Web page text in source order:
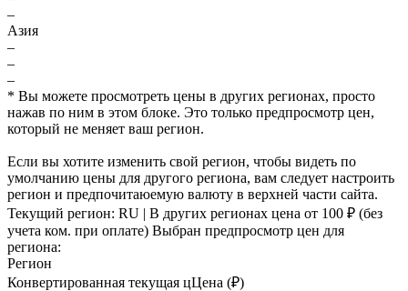
–
Азия
–
–
–
* Вы можете просмотреть цены в других регионах, просто
нажав по ним в этом блоке. Это только предпросмотр цен,
который не меняет ваш регион.
Если вы хотите изменить свой регион, чтобы видеть по
умолчанию цены для другого региона, вам следует настроить
регион и предпочитаюемую валюту в верхней части сайта.
Текущий регион: RU | В других регионах цена от 100 ₽ (без
учета ком. при оплате) Выбран предпросмотр цен для
региона:
Регион
Конвертированная текущая цЦена (₽)